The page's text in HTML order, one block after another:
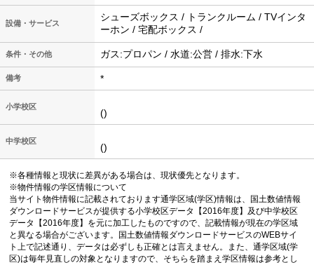
設備・サービス
シューズボックス / トランクルーム / TVインタ
ーホン / 宅配ボックス /
条件・その他 ガス:プロパン / 水道:公営 / 排水:下水
備考 *
小学校区
()
中学校区
()
※各種情報と現状に差異がある場合は、現状優先となります。
※物件情報の学区情報について
当サイト物件情報に記載されております通学区域(学区)情報は、国土数値情報
ダウンロードサービスが提供する小学校区データ【2016年度】及び中学校区
データ【2016年度】を元に加工したものですので、記載情報が現在の学区域
と異なる場合がございます。国土数値情報ダウンロードサービスのWEBサイ
ト上で記述通り、データは必ずしも正確とは言えません。また、通学区域(学
区)は毎年見直しの対象となりますので、そちらを踏まえ学区情報は参考とし